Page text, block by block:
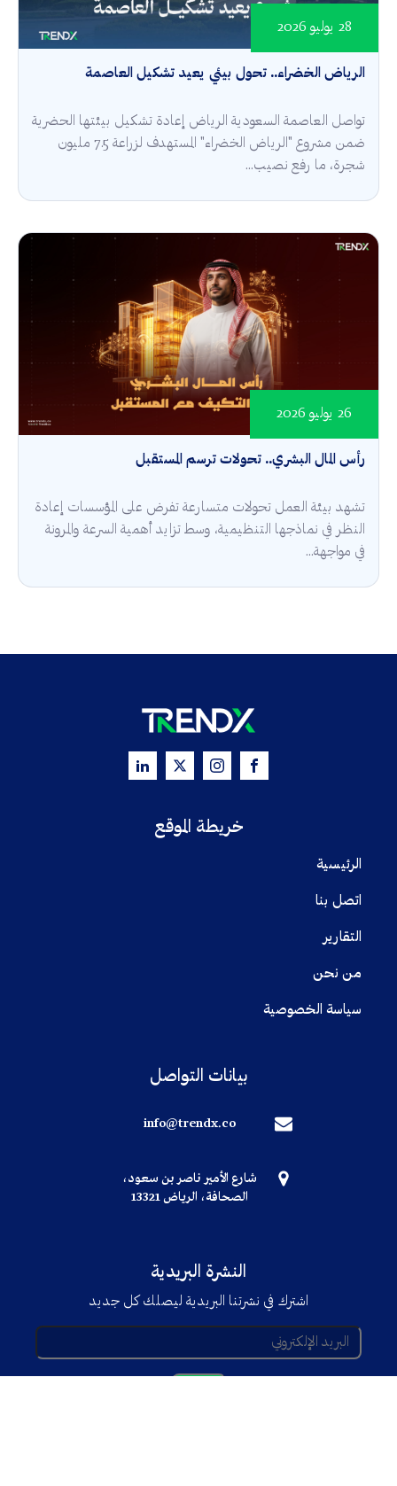
الرياض الخضراء.. تحول بيئي يعيد تشكيل العاصمة
28 يوليو 2026
تواصل العاصمة السعودية الرياض إعادة تشكيل بيئتها الحضرية
ضمن مشروع "الرياض الخضراء" المستهدف لزراعة 7.5 مليون
شجرة، ما رفع نصيب...
رأس المال البشري.. تحولات ترسم المستقبل
26 يوليو 2026
تشهد بيئة العمل تحولات متسارعة تفرض على المؤسسات إعادة
النظر في نماذجها التنظيمية، وسط تزايد أهمية السرعة والمرونة
في مواجهة...
خريطة الموقع
الرئيسية
اتصل بنا
التقارير
من نحن
سياسة الخصوصية
بيانات التواصل
info@trendx.co
شارع الأمير ناصر بن سعود،
الصحافة، الرياض 13321
النشرة البريدية
اشترك في نشرتنا البريدية ليصلك كل جديد